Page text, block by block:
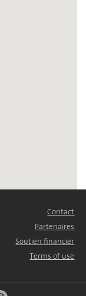
Contact
Partenaires
Soutien financier
Terms of use